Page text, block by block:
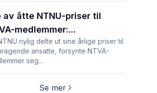
av åtte NTNU-priser til
medlemmer:...
nylig delte ut sine årlige priser til
ansatte, forsynte NTVA-
seg...
Se mer